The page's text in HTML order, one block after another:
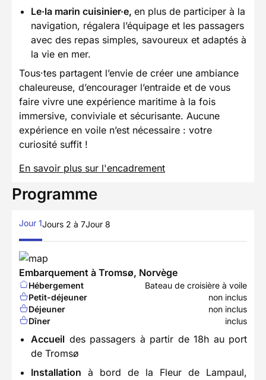
Le·la marin cuisinier·e, en plus de participer à la
navigation, régalera l’équipage et les passagers
avec des repas simples, savoureux et adaptés à
la vie en mer.
Tous·tes partagent l’envie de créer une ambiance
chaleureuse, d’encourager l’entraide et de vous
faire vivre une expérience maritime à la fois
immersive, conviviale et sécurisante. Aucune
expérience en voile n’est nécessaire : votre
curiosité suffit !
En savoir plus sur l'encadrement
Programme
Jour 1Jours 2 à 7Jour 8
Embarquement à Tromsø, Norvège
Hébergement
Bateau de croisière à voile
Petit-déjeuner
non inclus
Déjeuner
non inclus
Dîner
inclus
Accueil des passagers à partir de 18h au port
de Tromsø
Installation à bord de la Fleur de Lampaul,